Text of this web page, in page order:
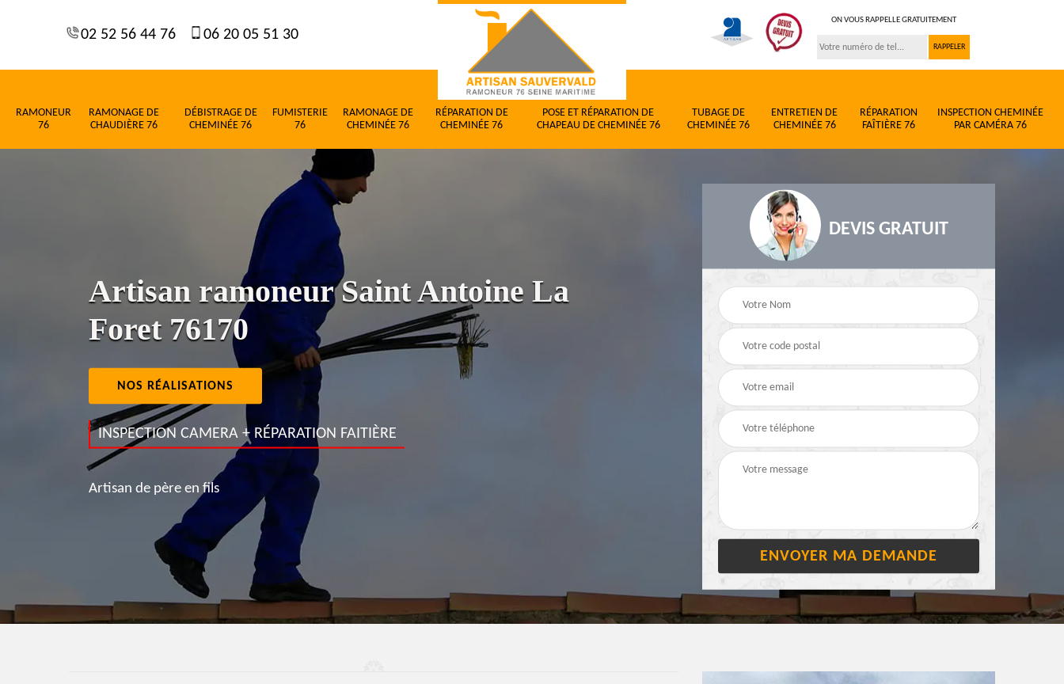
02 52 56 44 76 06 20 05 51 30
ON VOUS RAPPELLE GRATUITEMENT
RAMONEUR
76
RAMONAGE DE
CHAUDIÈRE 76
DÉBISTRAGE DE
CHEMINÉE 76
FUMISTERIE
76
RAMONAGE DE
CHEMINÉE 76
RÉPARATION DE
CHEMINÉE 76
POSE ET RÉPARATION DE
CHAPEAU DE CHEMINÉE 76
TUBAGE DE
CHEMINÉE 76
ENTRETIEN DE
CHEMINÉE 76
RÉPARATION
FAÎTIÈRE 76
INSPECTION CHEMINÉE
PAR CAMÉRA 76
Artisan ramoneur Saint Antoine La
Foret 76170
NOS RÉALISATIONS
INSPECTION CAMERA + RÉPARATION FAITIÈRE
Artisan de père en fils
DEVIS GRATUIT